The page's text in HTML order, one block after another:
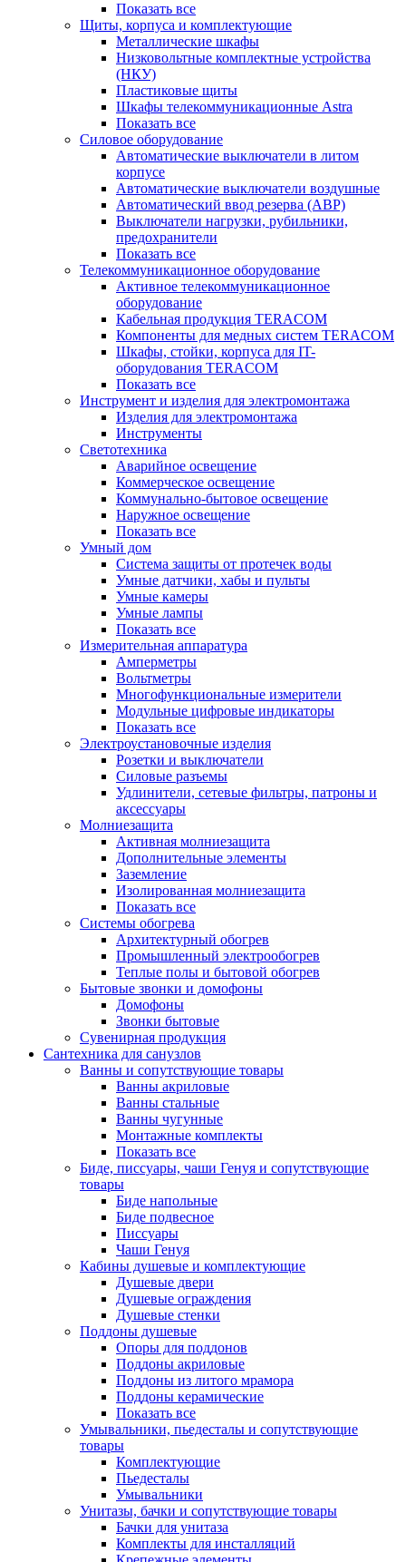
Показать все
Щиты, корпуса и комплектующие
Металлические шкафы
Низковольтные комплектные устройства
(НКУ)
Пластиковые щиты
Шкафы телекоммуникационные Astra
Показать все
Силовое оборудование
Автоматические выключатели в литом
корпусе
Автоматические выключатели воздушные
Автоматический ввод резерва (АВР)
Выключатели нагрузки, рубильники,
предохранители
Показать все
Телекоммуникационное оборудование
Активное телекоммуникационное
оборудование
Кабельная продукция TERACOM
Компоненты для медных систем TERACOM
Шкафы, стойки, корпуса для IT-
оборудования TERACOM
Показать все
Инструмент и изделия для электромонтажа
Изделия для электромонтажа
Инструменты
Светотехника
Аварийное освещение
Коммерческое освещение
Коммунально-бытовое освещение
Наружное освещение
Показать все
Умный дом
Система защиты от протечек воды
Умные датчики, хабы и пульты
Умные камеры
Умные лампы
Показать все
Измерительная аппаратура
Амперметры
Вольтметры
Многофункциональные измерители
Модульные цифровые индикаторы
Показать все
Электроустановочные изделия
Розетки и выключатели
Силовые разъемы
Удлинители, сетевые фильтры, патроны и
аксессуары
Молниезащита
Активная молниезащита
Дополнительные элементы
Заземление
Изолированная молниезащита
Показать все
Системы обогрева
Архитектурный обогрев
Промышленный электрообогрев
Теплые полы и бытовой обогрев
Бытовые звонки и домофоны
Домофоны
Звонки бытовые
Сувенирная продукция
Сантехника для санузлов
Ванны и сопутствующие товары
Ванны акриловые
Ванны стальные
Ванны чугунные
Монтажные комплекты
Показать все
Биде, писсуары, чаши Генуя и сопутствующие
товары
Биде напольные
Биде подвесное
Писсуары
Чаши Генуя
Кабины душевые и комплектующие
Душевые двери
Душевые ограждения
Душевые стенки
Поддоны душевые
Опоры для поддонов
Поддоны акриловые
Поддоны из литого мрамора
Поддоны керамические
Показать все
Умывальники, пьедесталы и сопутствующие
товары
Комплектующие
Пьедесталы
Умывальники
Унитазы, бачки и сопутствующие товары
Бачки для унитаза
Комплекты для инсталляций